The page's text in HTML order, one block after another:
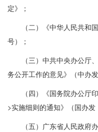
定》；
（二）《中华人民共和国
号）；
（三）中共中央办公厅、
务公开工作的意见》（中办
（四）《国务院办公厅印
>实施细则的通知》（国办发
（五）广东省人民政府办